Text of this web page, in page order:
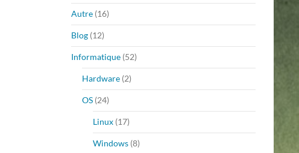
Autre (16)
Blog (12)
Informatique (52)
Hardware (2)
OS (24)
Linux (17)
Windows (8)